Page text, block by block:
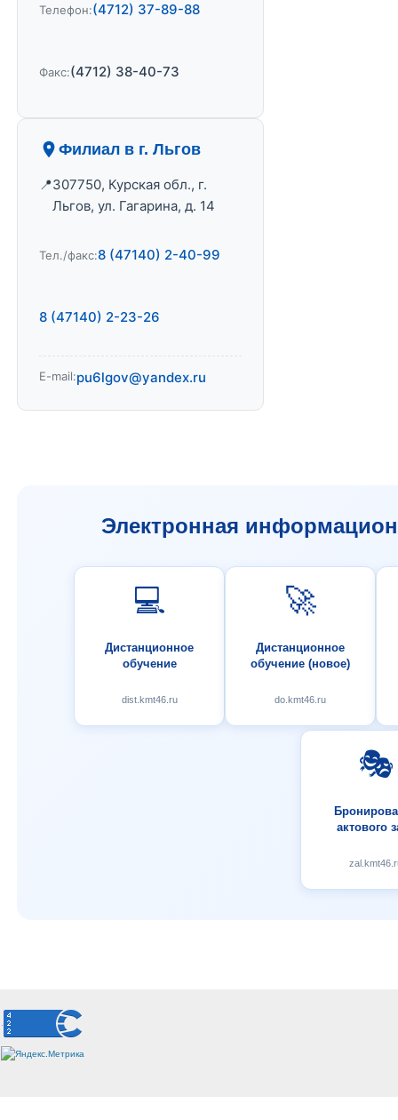
Телефон:(4712) 37-89-88
Факс:(4712) 38-40-73
Филиал в г. Льгов
307750, Курская обл., г.
Льгов, ул. Гагарина, д. 14
Тел./факс:8 (47140) 2-40-99
8 (47140) 2-23-26
E-mail:pu6lgov@yandex.ru
Электронная
💻
Дистанционное
обучение
dist.kmt46.ru
🚀
Дистанционное
обучение (новое)
do.kmt46.ru
🎭
актового